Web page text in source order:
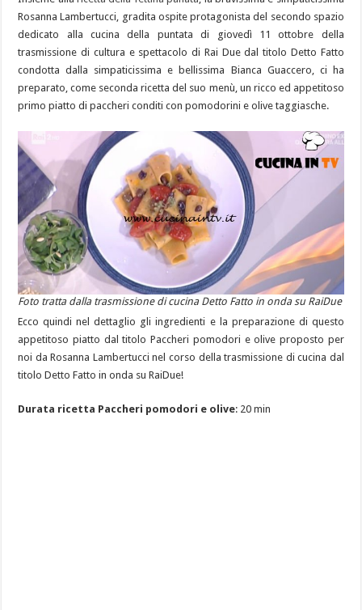
Rosanna Lambertucci, gradita ospite protagonista del secondo spazio
dedicato alla cucina della puntata di giovedì 11 ottobre della
trasmissione di cultura e spettacolo di Rai Due dal titolo Detto Fatto
condotta dalla simpaticissima e bellissima Bianca Guaccero, ci ha
preparato, come seconda ricetta del suo menù, un ricco ed appetitoso
primo piatto di paccheri conditi con pomodorini e olive taggiasche.
Foto tratta dalla trasmissione di cucina Detto Fatto in onda su RaiDue
Ecco quindi nel dettaglio gli ingredienti e la preparazione di questo
appetitoso piatto dal titolo Paccheri pomodori e olive proposto per
noi da Rosanna Lambertucci nel corso della trasmissione di cucina dal
titolo Detto Fatto in onda su RaiDue!
Durata ricetta Paccheri pomodori e olive: 20 min